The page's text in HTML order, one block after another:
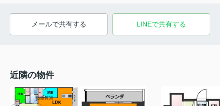
メールで共有する LINEで共有する
近隣の物件